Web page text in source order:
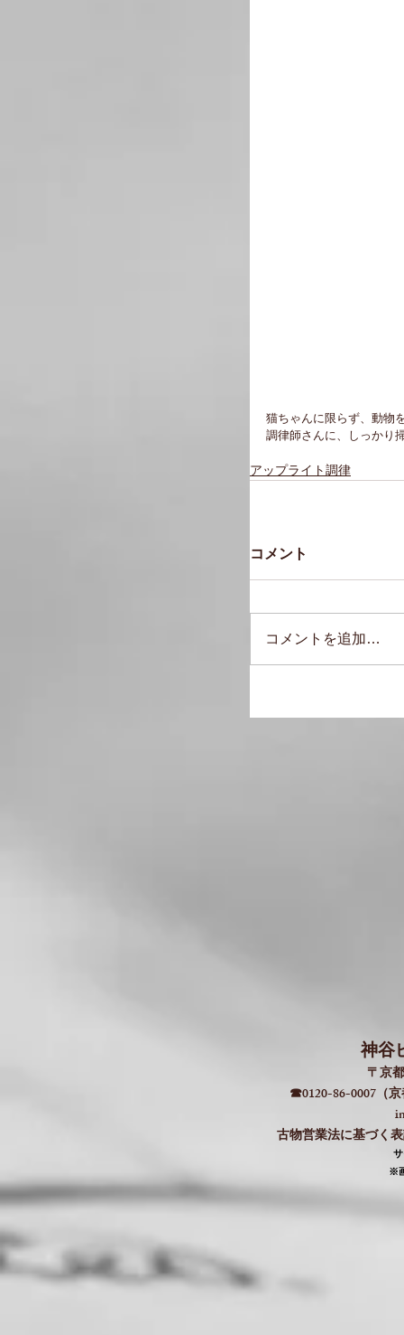
猫ちゃんに限らず、動物
調律師さんに、しっかり
アップライト調律
コメント
コメントを追加…
神谷
〒京
☎0120-86-0007（
古物営業法に基づく
​​※